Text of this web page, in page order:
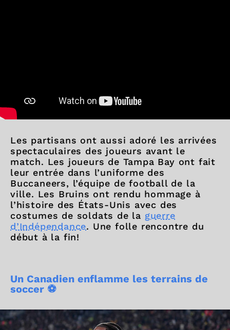
Les partisans ont aussi adoré les arrivées
spectaculaires des joueurs avant le
match. Les joueurs de Tampa Bay ont fait
leur entrée dans l’uniforme des
Buccaneers, l’équipe de football de la
ville. Les Bruins ont rendu hommage à
l’histoire des États-Unis avec des
costumes de soldats de la guerre
d’Indépendance. Une folle rencontre du
début à la fin!
Un Canadien enflamme les terrains de
soccer ⚽